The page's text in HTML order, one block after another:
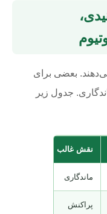
بعضی برای
جدول زیر
نقش غالب
ماندگاری
پراکنش